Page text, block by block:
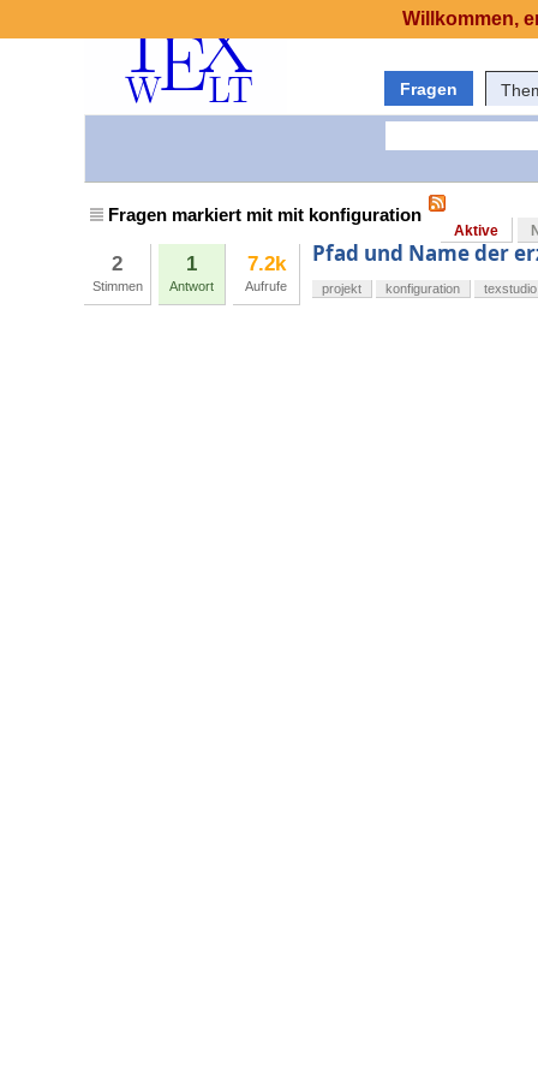
Fragen
Fragen markiert mit mit konfiguration
Aktive
2
Stimmen
1
Antwort
7.2k
Aufrufe
Pfad und Name der
projekt konfiguration texstudio
Willkommen,